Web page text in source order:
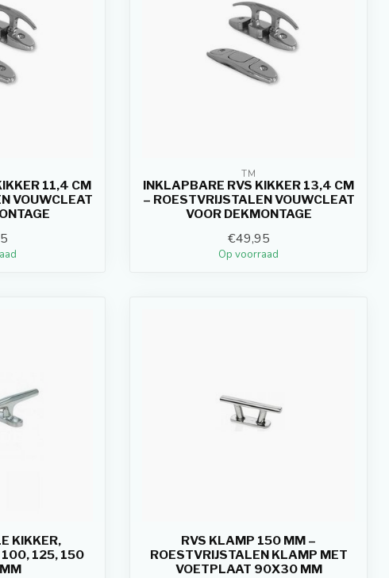
11,4 CM
VOUWCLEAT
TM
INKLAPBARE RVS KIKKER 13,4 CM
– ROESTVRIJSTALEN VOUWCLEAT
VOOR DEKMONTAGE
€49,95
Op voorraad
KIKKER,
100, 125, 150
RVS KLAMP 150 MM –
ROESTVRIJSTALEN KLAMP MET
VOETPLAAT 90X30 MM